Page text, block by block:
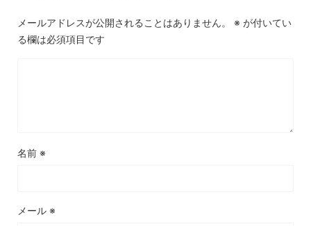
メールアドレスが公開されることはありません。 ※ が付いてい
る欄は必須項目です
名前 ※
メール ※